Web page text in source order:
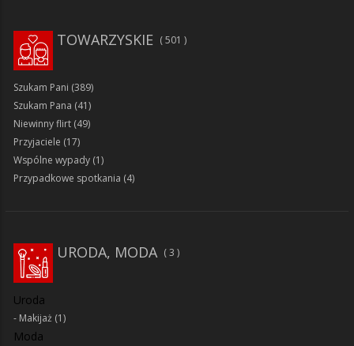
TOWARZYSKIE 501
Szukam Pani (389)
Szukam Pana (41)
Niewinny flirt (49)
Przyjaciele (17)
Wspólne wypady (1)
Przypadkowe spotkania (4)
URODA, MODA 3
Uroda
Makijaż (1)
Moda